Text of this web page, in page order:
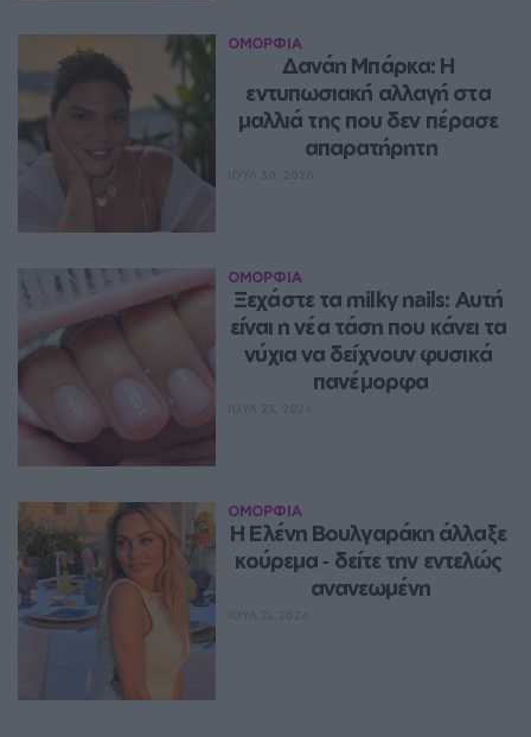
ΟΜΟΡΦΙΑ
Δανάη Μπάρκα: Η
εντυπωσιακή αλλαγή στα
μαλλιά της που δεν πέρασε
απαρατήρητη
ΟΜΟΡΦΙΑ
Ξεχάστε τα milky nails: Αυτή
είναι η νέα τάση που κάνει τα
νύχια να δείχνουν φυσικά
πανέμορφα
ΟΜΟΡΦΙΑ
Η Ελένη Βουλγαράκη άλλαξε
κούρεμα ‑ δείτε την εντελώς
ανανεωμένη